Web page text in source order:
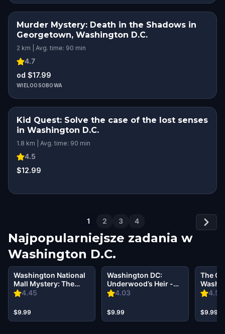
Murder Mystery: Death in the Shadows in
Georgetown, Washington D.C.
2 km | Avg. time: 90 min
4.7
od $17.99
WIELOOSOBOWA
Kid Quest: Solve the case of the lost senses
in Washington D.C.
1.8 km | Avg. time: 90 min
4.5
$12.99
1 2 3 4
Najpopularniejsze zadania w
Washington D.C.
4.45
Washington National
Mall Mystery: The
Philip Reid Time
$9.99
4.03
Washington DC:
Underwood’s Heir -
Reckoning
$9.99
4.54
The
$9.99